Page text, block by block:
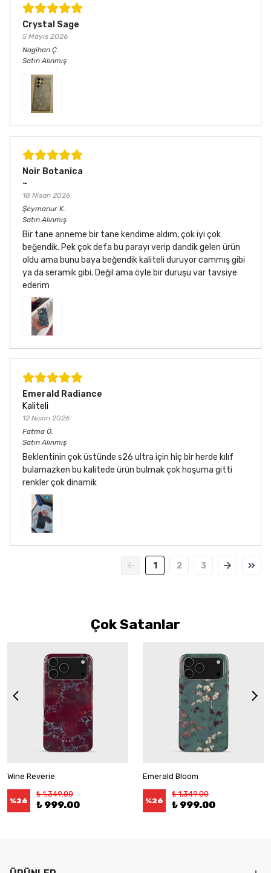
Crystal Sage
5 Mayıs 2026
Nagihan Ç.
Satın Alınmış
Noir Botanica
~
18 Nisan 2026
Şeymanur K.
Satın Alınmış
Bir tane anneme bir tane kendime aldım, çok iyi çok
beğendik. Pek çok defa bu parayı verip dandik gelen ürün
oldu ama bunu baya beğendik kaliteli duruyor cammış gibi
ya da seramik gibi. Değil ama öyle bir duruşu var tavsiye
ederim
Emerald Radiance
Kaliteli
12 Nisan 2026
Fatma Ö.
Satın Alınmış
Beklentinin çok üstünde s26 ultra için hiç bir herde kılıf
bulamazken bu kalitede ürün bulmak çok hoşuma gitti
renkler çok dinamik
1 2 3
Çok Satanlar
Wine Reverie
%26
₺ 1,349.00
₺ 999.00
Emerald Bloom
%26
₺ 1,349.00
₺ 999.00